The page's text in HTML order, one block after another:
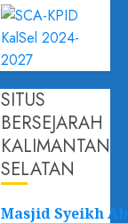
SITUS
BERSEJARAH
KALIMANTAN
SELATAN
Masjid Syeikh